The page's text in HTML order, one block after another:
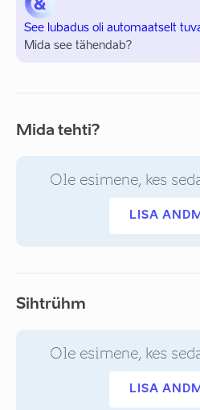
See lubadus oli automaatselt
Mida see tähendab?
Mida tehti?
Ole esimene, kes
LISA
Sihtrühm
Ole esimene, kes
LISA